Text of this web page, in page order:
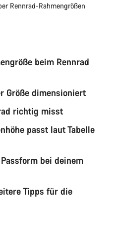
Rennrad-Rahmengrößen
beim Rennrad
Größe dimensioniert
richtig misst
passt laut Tabelle
bei deinem
Tipps für die